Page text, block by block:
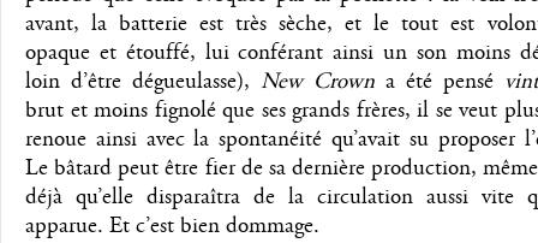
avant, la batterie est très sèche, et le tout est
opaque et étouffé, lui conférant ainsi un son moins
loin d’être dégueulasse), New Crown a été pensé
brut et moins fignolé que ses grands frères, il se veut
renoue ainsi avec la spontanéité qu’avait su proposer
Le bâtard peut être fier de sa dernière production,
déjà qu’elle disparaîtra de la circulation aussi vite
apparue. Et c’est bien dommage.